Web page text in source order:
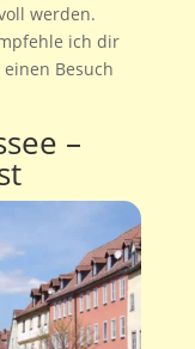
werden.
ich dir
Besuch
–